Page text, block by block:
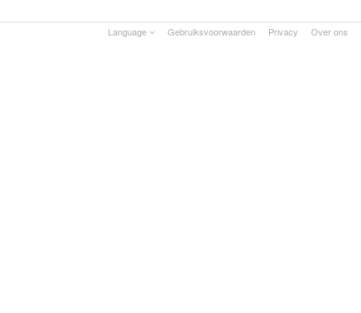
Language Gebruiksvoorwaarden Privacy Over ons